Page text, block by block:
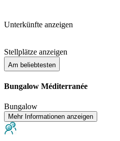
Unterkünfte anzeigen
Stellplätze anzeigen
Am beliebtesten
Bungalow Méditerranée
Bungalow
Mehr Informationen anzeigen